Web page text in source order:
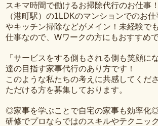
スキマ時間で働けるお掃除代行のお仕事
（港町駅）の1LDKのマンションでのお
やキッチン掃除などがメイン！未経験で
仕事なので、Wワークの方にもおすすめで
「サービスをする側もされる側も笑顔に
達の目指す家事代行のあり方です！
このような私たちの考えに共感してくだ
ただける方を募集しております。
◎家事を学ぶことで自宅の家事も効率化
研修でプロならではのスキルやテクニッ